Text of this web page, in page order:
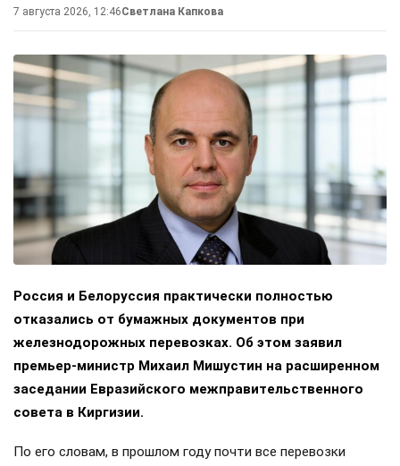
7 августа 2026, 12:46Светлана Капкова
Россия и Белоруссия практически полностью
отказались от бумажных документов при
железнодорожных перевозках. Об этом заявил
премьер-министр Михаил Мишустин на расширенном
заседании Евразийского межправительственного
совета в Киргизии.
По его словам, в прошлом году почти все перевозки